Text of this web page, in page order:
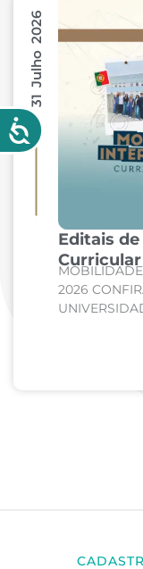
Editais
2026
31 Julho 2026